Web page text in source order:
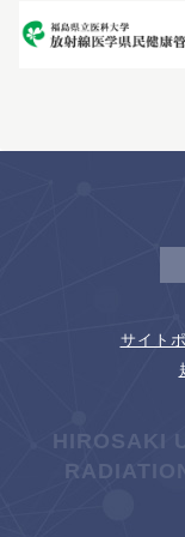
サイト
HIROSAKI